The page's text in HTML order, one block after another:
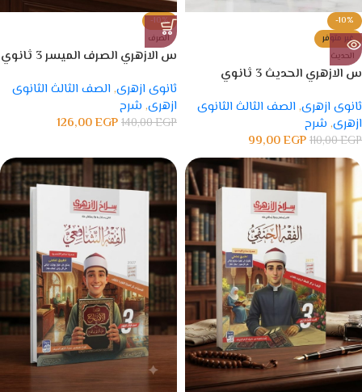
-10%
غير متوفر
الحديث
س الازهري الحديث 3 ثانوي
ثانوى ازهرى, الصف الثالث الثانوى
ازهرى, شرح
110,00EGP
99,00EGP
-10%
الصرف
س الازهري الصرف الميسر 3 ثانوي
ثانوى ازهرى, الصف الثالث الثانوى
ازهرى, شرح
140,00EGP
126,00EGP